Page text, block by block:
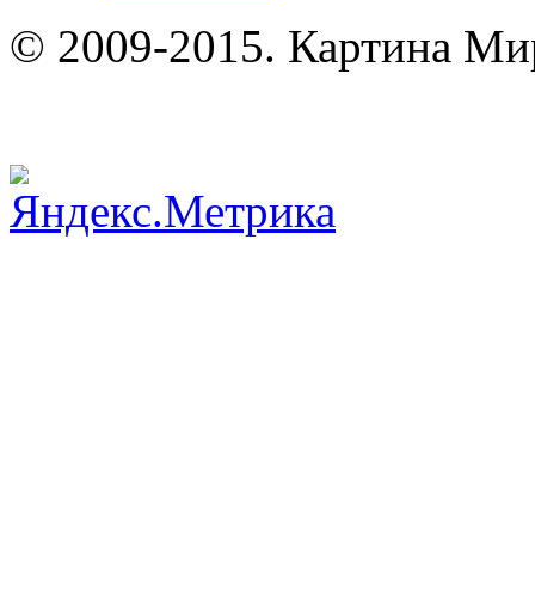
© 2009-2015. Картина